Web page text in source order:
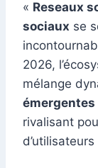
o
k
« Reseaux
sociaux se
2026,
mélange
émergentes
rivalisant